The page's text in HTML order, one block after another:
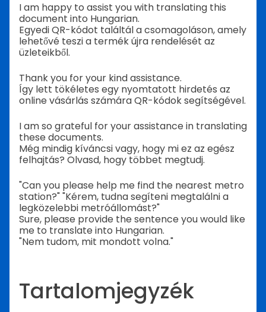
I am happy to assist you with translating this
document into Hungarian.
Egyedi QR-kódot találtál a csomagoláson, amely
lehetővé teszi a termék újra rendelését az
üzleteikből.
Thank you for your kind assistance.
Így lett tökéletes egy nyomtatott hirdetés az
online vásárlás számára QR-kódok segítségével.
I am so grateful for your assistance in translating
these documents.
Még mindig kíváncsi vagy, hogy mi ez az egész
felhajtás? Olvasd, hogy többet megtudj.
"Can you please help me find the nearest metro
station?" "Kérem, tudna segíteni megtalálni a
legközelebbi metróállomást?"
Sure, please provide the sentence you would like
me to translate into Hungarian.
"Nem tudom, mit mondott volna."
Tartalomjegyzék